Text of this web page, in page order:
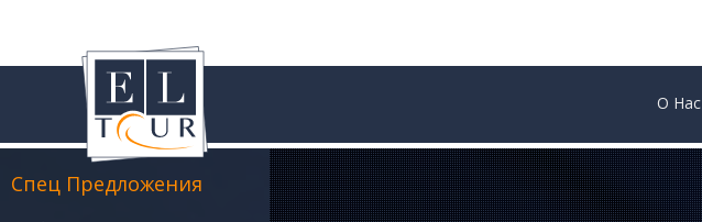
О Нас
Спец Предложения
7 дней-заезд по понедельникам
4 дня-заезд по вторникам
5 дней-заезд по вторникам
6 дней-заезд по вторникам
7 дней-заезд по вторникам